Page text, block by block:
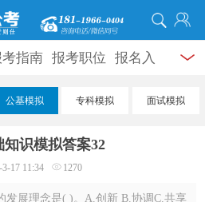
指南 报考职位 报名入
面试公告 录用公示 辅导
采 名师团队
公基模拟 专科模拟 面试模拟
知识模拟答案32
3-17 11:34 1270
发展理念是( )。A.创新 B.协调C.共享